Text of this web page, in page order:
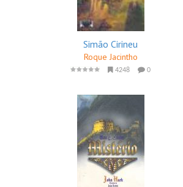
Simão Cirineu
Roque Jacintho
4248 0